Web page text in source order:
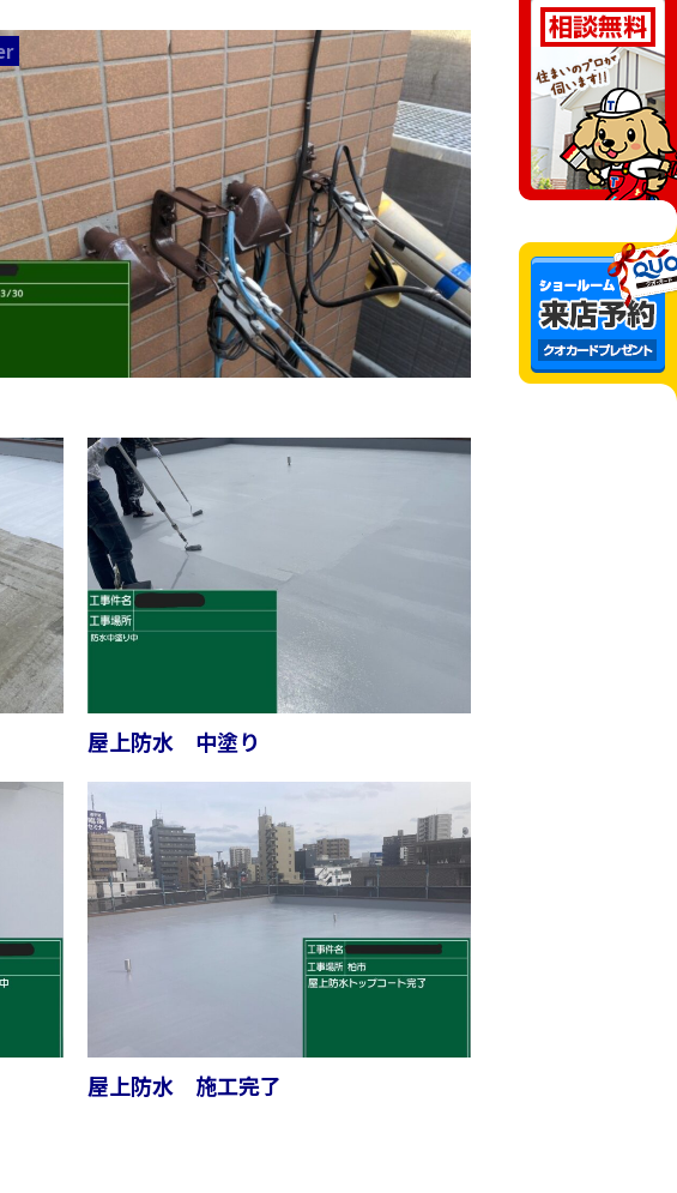
屋上防水 中塗り
屋上防水 施工完了